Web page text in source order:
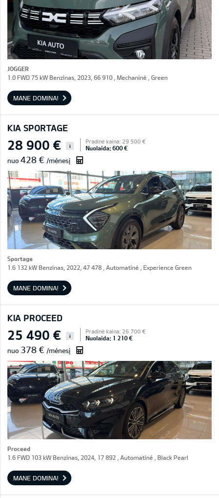
JOGGER
1.0 FWD 75 kW Benzinas, 2023, 66 910 , Mechaninė , Green
MANE DOMINA!
KIA SPORTAGE
28 900 € i
Pradinė kaina: 29 500 €
Nuolaida: 600 €
nuo 428 € /mėnesį
Sportage
1.6 132 kW Benzinas, 2022, 47 478 , Automatinė , Experience Green
MANE DOMINA!
KIA PROCEED
25 490 € i
Pradinė kaina: 26 700 €
Nuolaida: 1 210 €
nuo 378 € /mėnesį
Proceed
1.6 FWD 103 kW Benzinas, 2024, 17 892 , Automatinė , Black Pearl
MANE DOMINA!